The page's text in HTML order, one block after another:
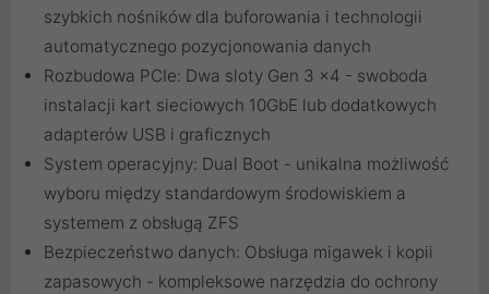
szybkich nośników dla buforowania i technologii
automatycznego pozycjonowania danych
Rozbudowa PCIe: Dwa sloty Gen 3 x4 - swoboda
instalacji kart sieciowych 10GbE lub dodatkowych
adapterów USB i graficznych
System operacyjny: Dual Boot - unikalna możliwość
wyboru między standardowym środowiskiem a
systemem z obsługą ZFS
Bezpieczeństwo danych: Obsługa migawek i kopii
zapasowych - kompleksowe narzędzia do ochrony